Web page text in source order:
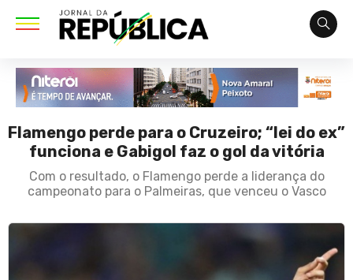
Flamengo perde para o Cruzeiro; “lei do ex”
funciona e Gabigol faz o gol da vitória
Com o resultado, o Flamengo perde a liderança do
campeonato para o Palmeiras, que venceu o Vasco